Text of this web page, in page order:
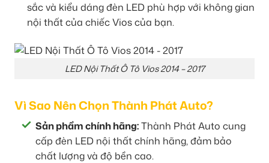
sắc và kiểu dáng đèn LED phù hợp với không gian
nội thất của chiếc Vios của bạn.
LED Nội Thất Ô Tô Vios 2014 – 2017
Vì Sao Nên Chọn Thành Phát Auto?
Sản phẩm chính hãng:Thành Phát Auto cung
cấp đèn LED nội thất chính hãng, đảm bảo
chất lượng và độ bền cao.